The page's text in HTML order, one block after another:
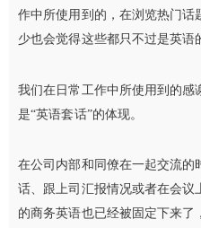
作中所使用到的，在浏览热门
少也会觉得这些都只不过是英语
我们在日常工作中所使用到的
是“英语套话”的体现。
在公司内部和同僚在一起交流
话、跟上司汇报情况或者在会议
的商务英语也已经被固定下来了